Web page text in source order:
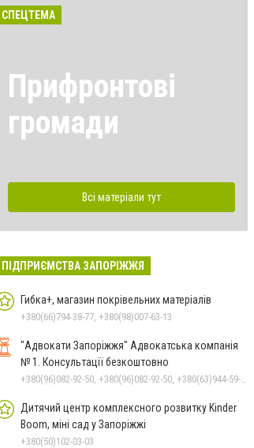
СПЕЦТЕМА
Прифронтові
громади
Всі матеріали тут
ПІДПРИЄМСТВА ЗАПОРІЖЖЯ
Гибка+, магазин покрівельних матеріалів
+380(66)794-38-77, +380(98)007-63-13
"Адвокати Запоріжжя" Адвокатська компанія
№ 1. Консультації безкоштовно
Дитячий центр комплексного розвитку Kinder
Boom, міні сад у Запоріжжі
+380(50)102-03-03